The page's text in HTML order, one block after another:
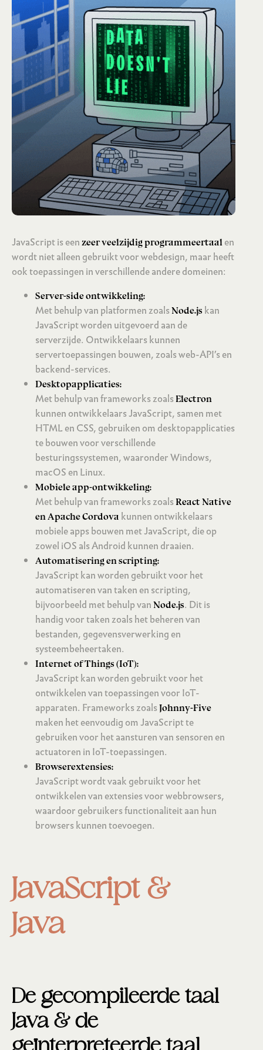
JavaScript is een zeer veelzijdig programmeertaal en
wordt niet alleen gebruikt voor webdesign, maar heeft
ook toepassingen in verschillende andere domeinen:
Server-side ontwikkeling:
Met behulp van platformen zoalsNode.js kan
JavaScript worden uitgevoerd aan de
serverzijde. Ontwikkelaars kunnen
servertoepassingen bouwen, zoals web-API’s en
backend-services.
Desktopapplicaties:
Met behulp van frameworks zoalsElectron
kunnen ontwikkelaars JavaScript, samen met
HTML en CSS, gebruiken om desktopapplicaties
te bouwen voor verschillende
besturingssystemen, waaronder Windows,
macOS en Linux.
Mobiele app-ontwikkeling:
Met behulp van frameworks zoalsReact Native
en Apache Cordova kunnen ontwikkelaars
mobiele apps bouwen met JavaScript, die op
zowel iOS als Android kunnen draaien.
Automatisering en scripting:
JavaScript kan worden gebruikt voor het
automatiseren van taken en scripting,
bijvoorbeeld met behulp van Node.js. Dit is
handig voor taken zoals het beheren van
bestanden, gegevensverwerking en
systeembeheertaken.
Internet of Things (IoT):
JavaScript kan worden gebruikt voor het
ontwikkelen van toepassingen voor IoT-
apparaten. Frameworks zoalsJohnny-Five
maken het eenvoudig om JavaScript te
gebruiken voor het aansturen van sensoren en
actuatoren in IoT-toepassingen.
Browserextensies:
JavaScript wordt vaak gebruikt voor het
ontwikkelen van extensies voor webbrowsers,
waardoor gebruikers functionaliteit aan hun
browsers kunnen toevoegen.
JavaScript &
Java
De gecompileerde taal
Java & de